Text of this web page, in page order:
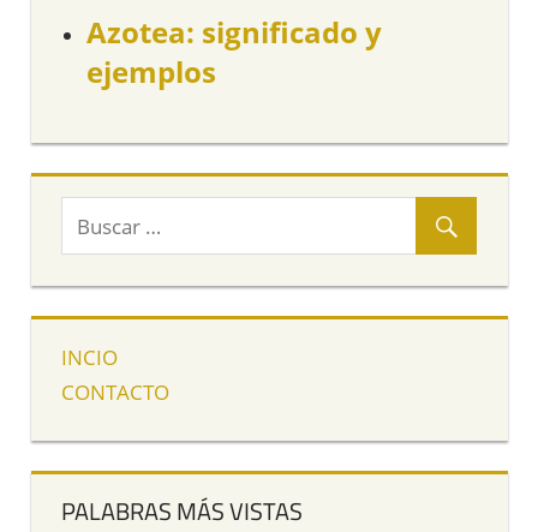
Azotea: significado y
ejemplos
INCIO
CONTACTO
PALABRAS MÁS VISTAS